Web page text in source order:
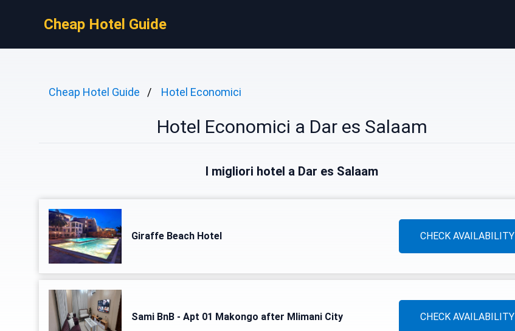
Cheap Hotel Guide
Cheap Hotel Guide Hotel Economici
Hotel Economici a Dar es Salaam
I migliori hotel a Dar es Salaam
Giraffe Beach Hotel CHECK AVAILABILITY
Sami BnB - Apt 01 Makongo after Mlimani City CHECK AVAILABILITY